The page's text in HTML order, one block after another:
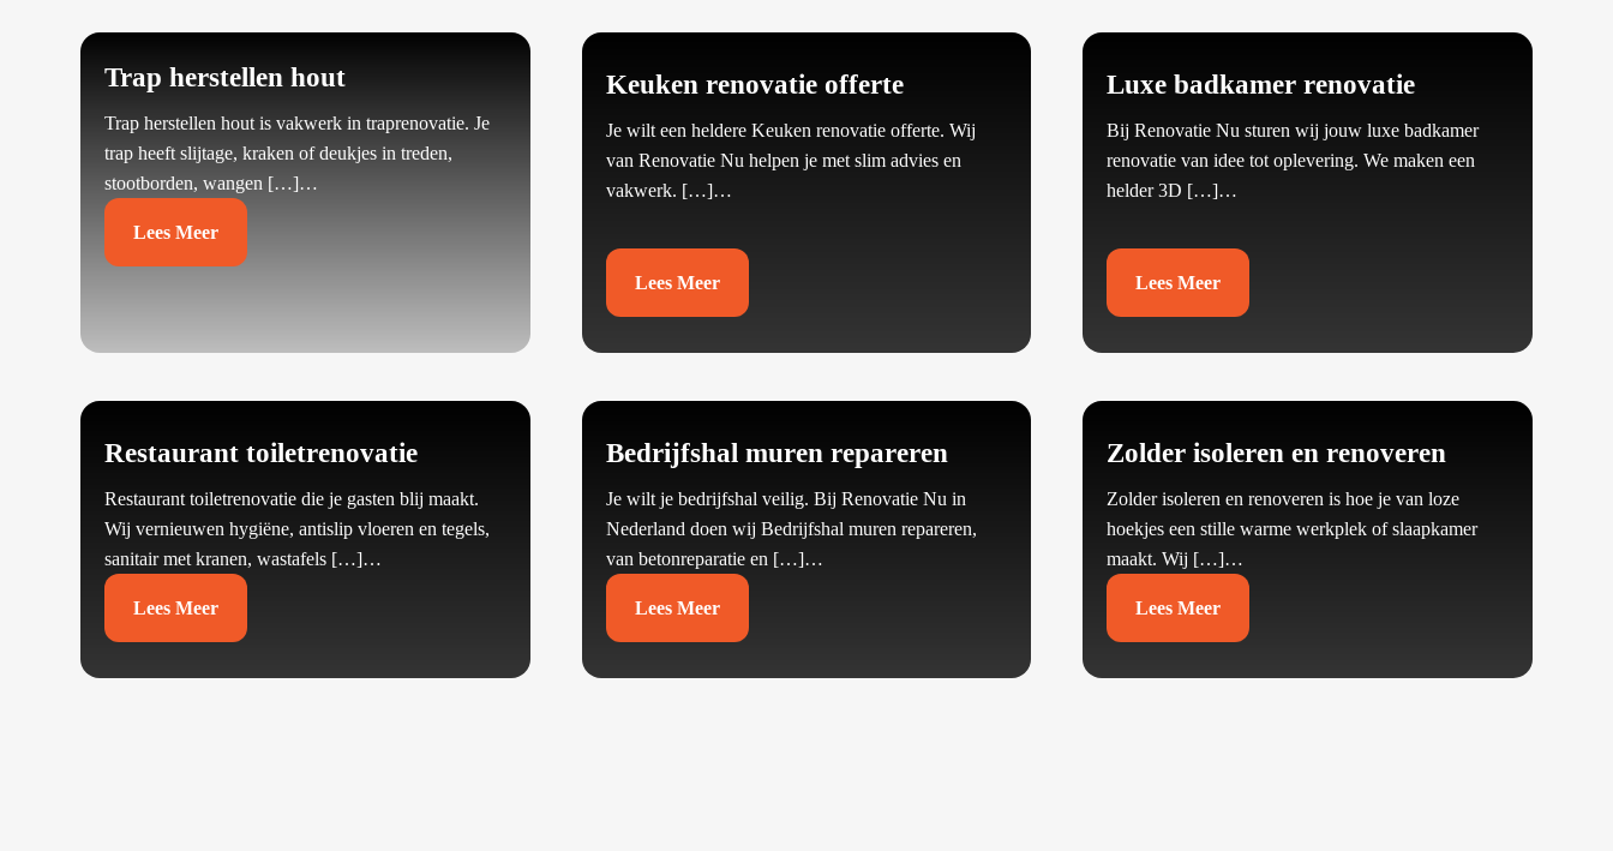
Trap herstellen hout
Trap herstellen hout is vakwerk in traprenovatie.​ Je
trap heeft slijtage, kraken of deukjes in treden,
stootborden, wangen […]…
Lees Meer
Keuken renovatie offerte
Je wilt een heldere Keuken renovatie offerte.​ Wij
van Renovatie Nu helpen je met slim advies en
vakwerk.​ […]…
Lees Meer
Luxe badkamer renovatie
Bij Renovatie Nu sturen wij jouw luxe badkamer
renovatie van idee tot oplevering.​ We maken een
helder 3D […]…
Lees Meer
Restaurant toiletrenovatie
Restaurant toiletrenovatie die je gasten blij maakt.​
Wij vernieuwen hygiëne, antislip vloeren en tegels,
sanitair met kranen, wastafels […]…
Lees Meer
Bedrijfshal muren repareren
Je wilt je bedrijfshal veilig.​ Bij Renovatie Nu in
Nederland doen wij Bedrijfshal muren repareren,
van betonreparatie en […]…
Lees Meer
Zolder isoleren en renoveren
Zolder isoleren en renoveren is hoe je van loze
hoekjes een stille warme werkplek of slaapkamer
maakt.​ Wij […]…
Lees Meer